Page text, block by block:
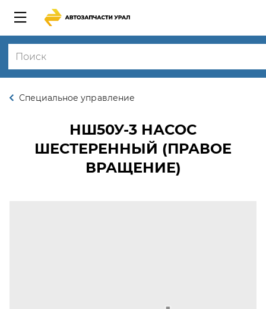
Специальное управление
НШ50У-3 НАСОС
ШЕСТЕРЕННЫЙ (ПРАВОЕ
ВРАЩЕНИЕ)